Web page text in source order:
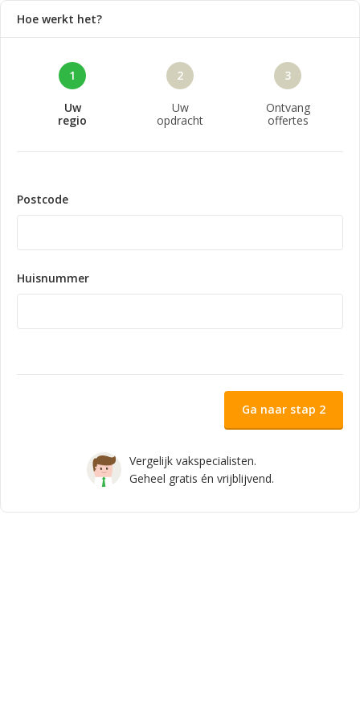
Hoe werkt het?
1
Uw
regio
2
Uw
opdracht
3
Ontvang
offertes
Postcode
Huisnummer
Vergelijk vakspecialisten.
Geheel gratis én vrijblijvend.
Ga naar stap 2